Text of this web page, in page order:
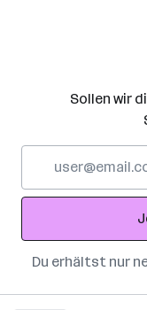
Sollen wir
Adresse
Du erhältst nur